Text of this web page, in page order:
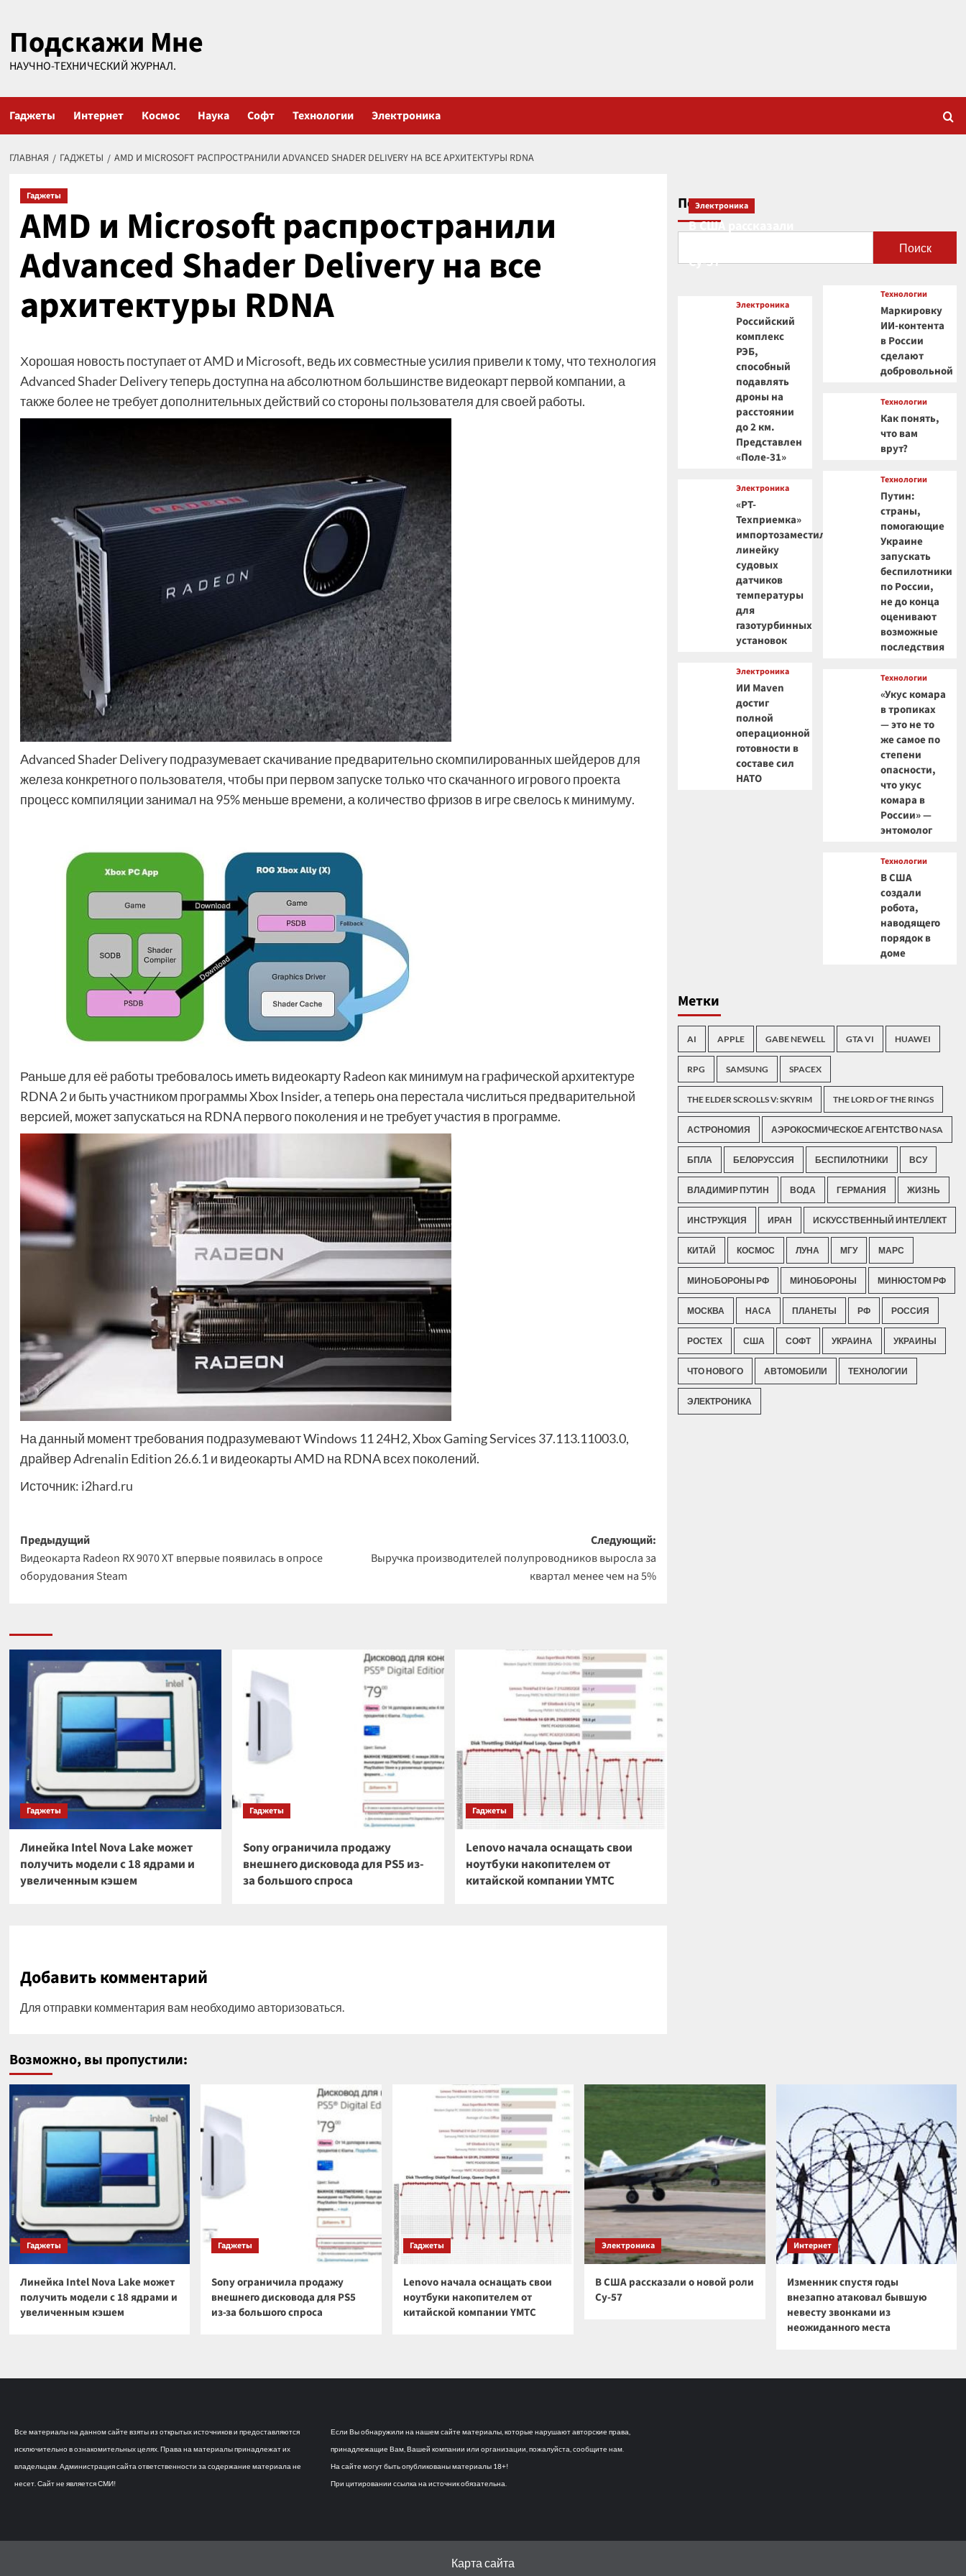
содержимому
Подскажи Мне
НАУЧНО-ТЕХНИЧЕСКИЙ ЖУРНАЛ.
Гаджеты Интернет Космос Наука Софт Технологии Электроника
ГЛАВНАЯ ГАДЖЕТЫ AMD И MICROSOFT РАСПРОСТРАНИЛИ ADVANCED SHADER DELIVERY НА ВСЕ АРХИТЕКТУРЫ RDNA
Гаджеты
AMD и Microsoft распространили
Advanced Shader Delivery на все
архитектуры RDNA
Хорошая новость поступает от AMD и Microsoft, ведь их совместные усилия привели к тому, что технология
Advanced Shader Delivery теперь доступна на абсолютном большинстве видеокарт первой компании, а
также более не требует дополнительных действий со стороны пользователя для своей работы.
Advanced Shader Delivery подразумевает скачивание предварительно скомпилированных шейдеров для
железа конкретного пользователя, чтобы при первом запуске только что скачанного игрового проекта
процесс компиляции занимал на 95% меньше времени, а количество фризов в игре свелось к минимуму.
Раньше для её работы требовалось иметь видеокарту Radeon как минимум на графической архитектуре
RDNA 2 и быть участником программы Xbox Insider, а теперь она перестала числиться предварительной
версией, может запускаться на RDNA первого поколения и не требует участия в программе.
На данный момент требования подразумевают Windows 11 24H2, Xbox Gaming Services 37.113.11003.0,
драйвер Adrenalin Edition 26.6.1 и видеокарты AMD на RDNA всех поколений.
Источник: i2hard.ru
Навигация
записи
Предыдущий
Видеокарта Radeon RX 9070 XT впервые появилась в опросе
оборудования Steam
Следующий:
Выручка производителей полупроводников выросла за
квартал менее чем на 5%
Гаджеты
Линейка Intel Nova Lake может
получить модели с 18 ядрами и
увеличенным кэшем
Гаджеты
Sony ограничила продажу
внешнего дисковода для PS5 из-
за большого спроса
Гаджеты
Lenovo начала оснащать свои
ноутбуки накопителем от
китайской компании YMTC
Добавить комментарий
Для отправки комментария вам необходимоавторизоваться.
Поиск
Поиск
Электроника
В США рассказали
Су-57
Электроника
Российский
комплекс
РЭБ,
способный
подавлять
дроны на
расстоянии
до 2 км.
Представлен
«Поле-31»
Электроника
«РТ-
Техприемка»
импортозаместила
линейку
судовых
датчиков
температуры
для
газотурбинных
установок
Электроника
ИИ Maven
достиг
полной
операционной
готовности в
составе сил
НАТО
Технологии
Маркировку
ИИ-контента
в России
сделают
добровольной
Технологии
Как понять,
что вам
врут?
Технологии
Путин:
страны,
помогающие
Украине
запускать
беспилотники
по России,
не до конца
оценивают
возможные
последствия
Технологии
«Укус комара
в тропиках
— это не то
же самое по
степени
опасности,
что укус
комара в
России» —
энтомолог
Технологии
В США
создали
робота,
наводящего
порядок в
доме
Метки
AI APPLE GABE NEWELL GTA VI HUAWEI
RPG SAMSUNG SPACEX
THE ELDER SCROLLS V: SKYRIM THE LORD OF THE RINGS
АСТРОНОМИЯ АЭРОКОСМИЧЕСКОЕ АГЕНТСТВО NASA
БПЛА БЕЛОРУССИЯ БЕСПИЛОТНИКИ ВСУ
ВЛАДИМИР ПУТИН ВОДА ГЕРМАНИЯ ЖИЗНЬ
ИНСТРУКЦИЯ ИРАН ИСКУССТВЕННЫЙ ИНТЕЛЛЕКТ
КИТАЙ КОСМОС ЛУНА МГУ МАРС
МИНOБОРОНЫ РФ МИНОБОРОНЫ МИНЮСТОМ РФ
МОСКВА НАСА ПЛАНЕТЫ РФ РОССИЯ
РОСТЕХ США СОФТ УКРАИНА УКРАИНЫ
ЧТО НОВОГО АВТОМОБИЛИ ТЕХНОЛОГИИ
ЭЛЕКТРОНИКА
Возможно, вы пропустили:
Гаджеты
Линейка Intel Nova Lake может
получить модели с 18 ядрами и
увеличенным кэшем
Гаджеты
Sony ограничила продажу
внешнего дисковода для PS5
из-за большого спроса
Гаджеты
Lenovo начала оснащать свои
ноутбуки накопителем от
китайской компании YMTC
Электроника
В США рассказали о новой роли
Су-57
Интернет
Изменник спустя годы
внезапно атаковал бывшую
невесту звонками из
неожиданного места
Все материалы на данном сайте взяты из открытых источников и предоставляются
исключительно в ознакомительных целях. Права на материалы принадлежат их
владельцам. Администрация сайта ответственности за содержание материала не
несет. Сайт не является СМИ!
Если Вы обнаружили на нашем сайте материалы, которые нарушают авторские права,
принадлежащие Вам, Вашей компании или организации, пожалуйста, сообщите нам.
На сайте могут быть опубликованы материалы 18+!
При цитировании ссылка на источник обязательна.
Карта сайта